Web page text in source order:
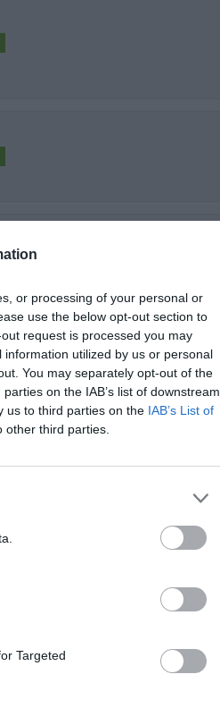
or processing of your personal or
use the below opt-out section to
request is processed you may
utilized by us or personal
You may separately opt-out of the
on the IAB’s list of downstream
us to third parties on the IAB’s List of
third parties.
Targeted
friendly and courteous. Recommended.